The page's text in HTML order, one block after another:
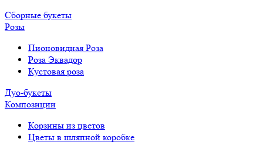
Сборные букеты
Розы
Пионовидная Роза
Роза Эквадор
Кустовая роза
Дуо-букеты
Композиции
Корзины из цветов
Цветы в шляпной коробке